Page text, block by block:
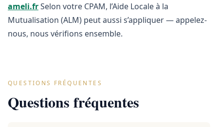
ameli.frSelon votre CPAM, l’Aide Locale à la
Mutualisation (ALM) peut aussi s’appliquer — appelez-
nous, nous vérifions ensemble.
QUESTIONS FRÉQUENTES
Questions fréquentes